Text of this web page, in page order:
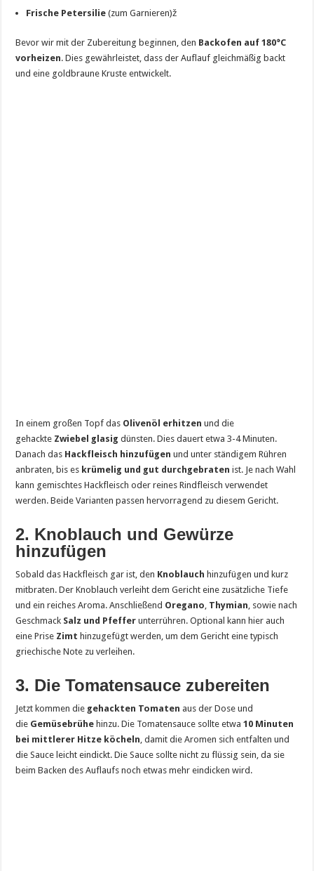
Frische Petersilie (zum Garnieren)ž
Bevor wir mit der Zubereitung beginnen, den Backofen auf 180°C
vorheizen. Dies gewährleistet, dass der Auflauf gleichmäßig backt
und eine goldbraune Kruste entwickelt.
In einem großen Topf das Olivenöl erhitzen und die
gehackte Zwiebel glasig dünsten. Dies dauert etwa 3-4 Minuten.
Danach das Hackfleisch hinzufügen und unter ständigem Rühren
anbraten, bis es krümelig und gut durchgebraten ist. Je nach Wahl
kann gemischtes Hackfleisch oder reines Rindfleisch verwendet
werden. Beide Varianten passen hervorragend zu diesem Gericht.
2. Knoblauch und Gewürze
hinzufügen
Sobald das Hackfleisch gar ist, den Knoblauch hinzufügen und kurz
mitbraten. Der Knoblauch verleiht dem Gericht eine zusätzliche Tiefe
und ein reiches Aroma. Anschließend Oregano, Thymian, sowie nach
Geschmack Salz und Pfeffer unterrühren. Optional kann hier auch
eine Prise Zimt hinzugefügt werden, um dem Gericht eine typisch
griechische Note zu verleihen.
3. Die Tomatensauce zubereiten
Jetzt kommen die gehackten Tomaten aus der Dose und
die Gemüsebrühe hinzu. Die Tomatensauce sollte etwa10 Minuten
bei mittlerer Hitze köcheln, damit die Aromen sich entfalten und
die Sauce leicht eindickt. Die Sauce sollte nicht zu flüssig sein, da sie
beim Backen des Auflaufs noch etwas mehr eindicken wird.